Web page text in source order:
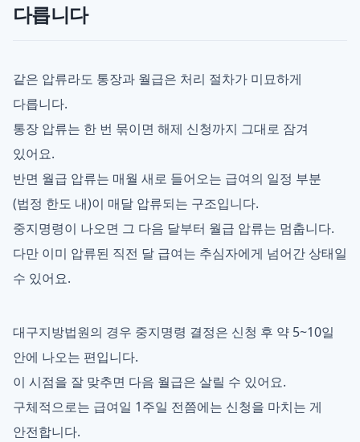
다릅니다
같은 압류라도 통장과 월급은 처리 절차가 미묘하게
다릅니다.
통장 압류는 한 번 묶이면 해제 신청까지 그대로 잠겨
있어요.
반면 월급 압류는 매월 새로 들어오는 급여의 일정 부분
(법정 한도 내)이 매달 압류되는 구조입니다.
중지명령이 나오면 그 다음 달부터 월급 압류는 멈춥니다.
다만 이미 압류된 직전 달 급여는 추심자에게 넘어간 상태일
수 있어요.
대구지방법원의 경우 중지명령 결정은 신청 후 약 5~10일
안에 나오는 편입니다.
이 시점을 잘 맞추면 다음 월급은 살릴 수 있어요.
구체적으로는 급여일 1주일 전쯤에는 신청을 마치는 게
안전합니다.